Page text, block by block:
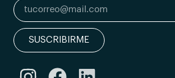
SUSCRIBIRME